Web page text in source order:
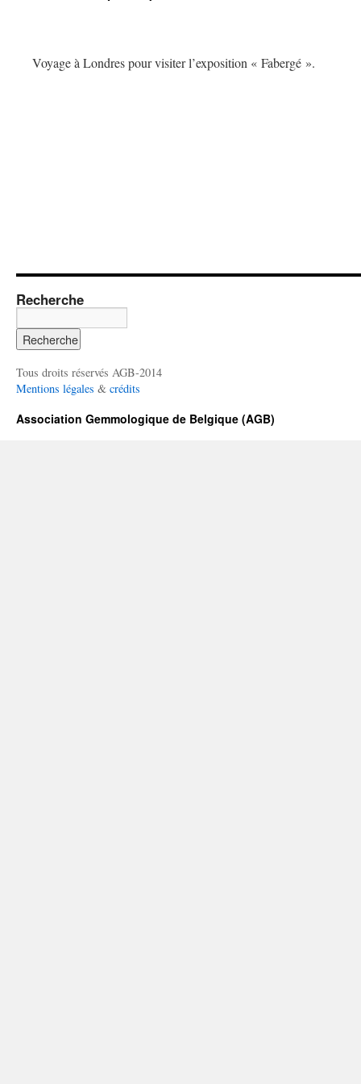
Voyage à Londres pour visiter l’exposition « Fabergé ».
Recherche
Tous droits réservés AGB-2014
Mentions légales & crédits
Association Gemmologique de Belgique (AGB)